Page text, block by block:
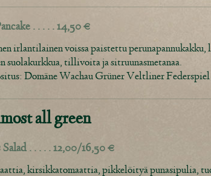
. . . . . 14,50 €
irlantilainen voissa paistettu perunapannukakku,
suolakurkkua, tillivoita ja sitruunasmetanaa.
Domäne Wachau Grüner Veltliner
all green
Salad . . . . . 12,00/16,50 €
kirsikkatomaattia, pikkelöityä punasipulia,